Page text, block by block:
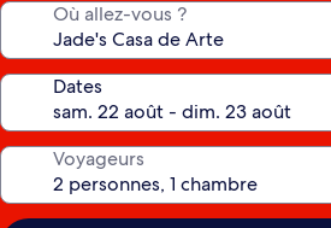
Où allez-vous ?
Dates
Voyageurs